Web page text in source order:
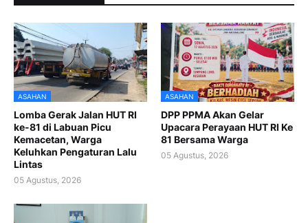
ASAHAN
Lomba Gerak Jalan HUT RI
ke-81 di Labuan Picu
Kemacetan, Warga
Keluhkan Pengaturan Lalu
Lintas
05 Agustus, 2026
ASAHAN
DPP PPMA Akan Gelar
Upacara Perayaan HUT RI Ke
81 Bersama Warga
05 Agustus, 2026